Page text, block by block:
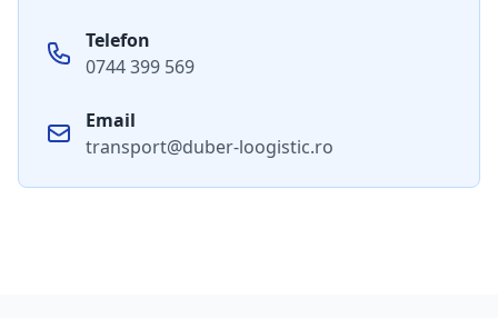
Telefon
0744 399 569
Email
transport@duber-loogistic.ro